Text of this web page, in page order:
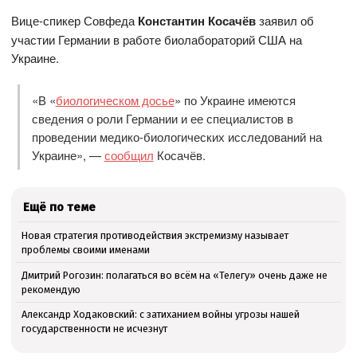
Вице-спикер СовфедаКонстантин Косачёвзаявил об
участии Германии в работе биолабораторий США на
Украине.
«В «биологическом досье» по Украине имеются
сведения о роли Германии и ее специалистов в
проведении медико-биологических исследований на
Украине», —сообщил Косачёв.
Ещё по теме
Новая стратегия противодействия экстремизму называет
проблемы своими именами
Дмитрий Рогозин: полагаться во всём на «Телегу» очень даже не
рекомендую
Александр Ходаковский: с затиханием войны угрозы нашей
государственности не исчезнут